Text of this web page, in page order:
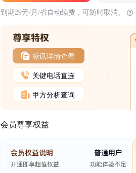
到期29元/月/省自动续费，可随时取消。
标讯详情查看
关键电话直连
甲方分析查询
会员尊享权益